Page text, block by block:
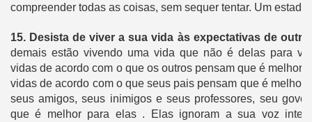
compreender todas as coisas, sem sequer tentar. Um estado
15. Desista de viver a sua vida às expectativas de
demais estão vivendo uma vida que não é delas para
vidas de acordo com o que os outros pensam que é melhor
vidas de acordo com o que seus pais pensam que é melhor
seus amigos, seus inimigos e seus professores, seu
que é melhor para elas .
Elas ignoram a sua voz